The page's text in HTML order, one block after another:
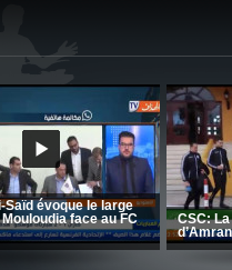
MCA: Kaci-Saïd évoque le
succès du Mouloudia face
MFM